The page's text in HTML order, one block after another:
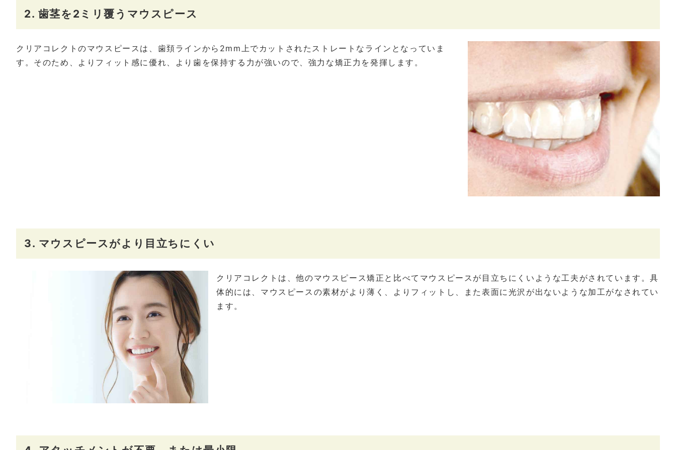
2. 歯茎を2ミリ覆うマウスピース
クリアコレクトのマウスピースは、歯頚ラインから2mm上でカットされたストレートなラインとなっていま
す。そのため、よりフィット感に優れ、より歯を保持する力が強いので、強力な矯正力を発揮します。
3. マウスピースがより目立ちにくい
クリアコレクトは、他のマウスピース矯正と比べてマウスピースが目立ちにくいような工夫がされています。具
体的には、マウスピースの素材がより薄く、よりフィットし、また表面に光沢が出ないような加工がなされてい
ます。